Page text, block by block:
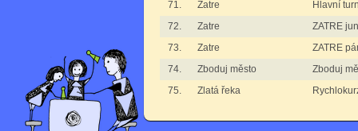
71.
Zatre
Hlavní
72.
Zatre
ZATRE
73.
Zatre
ZATRE
74.
Zboduj město
Zboduj
75.
Zlatá řeka